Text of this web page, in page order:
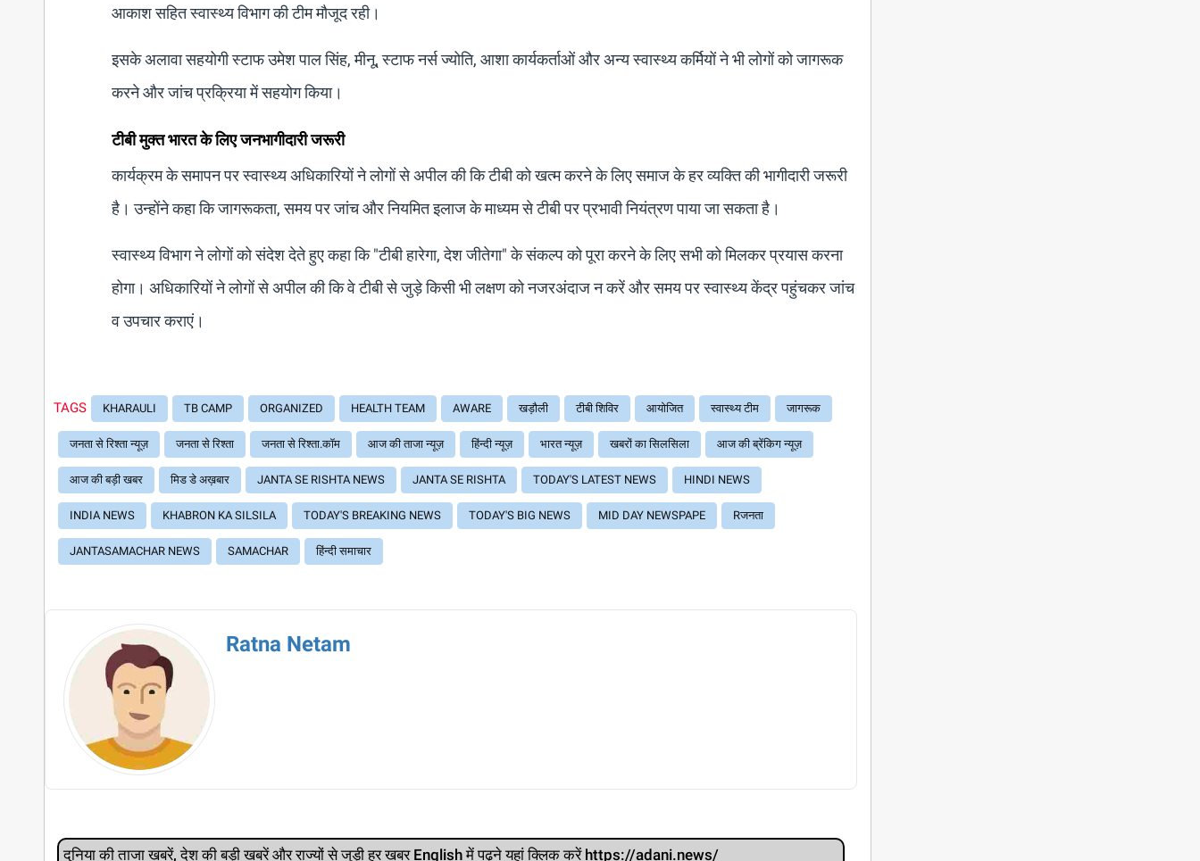
आकाश सहित स्वास्थ्य विभाग की टीम मौजूद रही।
इसके अलावा सहयोगी स्टाफ उमेश पाल सिंह, मीनू, स्टाफ नर्स ज्योति, आशा कार्यकर्ताओं और अन्य स्वास्थ्य कर्मियों ने भी लोगों को जागरूक
करने और जांच प्रक्रिया में सहयोग किया।
टीबी मुक्त भारत के लिए जनभागीदारी जरूरी
कार्यक्रम के समापन पर स्वास्थ्य अधिकारियों ने लोगों से अपील की कि टीबी को खत्म करने के लिए समाज के हर व्यक्ति की भागीदारी जरूरी
है। उन्होंने कहा कि जागरूकता, समय पर जांच और नियमित इलाज के माध्यम से टीबी पर प्रभावी नियंत्रण पाया जा सकता है।
स्वास्थ्य विभाग ने लोगों को संदेश देते हुए कहा कि "टीबी हारेगा, देश जीतेगा" के संकल्प को पूरा करने के लिए सभी को मिलकर प्रयास करना
होगा। अधिकारियों ने लोगों से अपील की कि वे टीबी से जुड़े किसी भी लक्षण को नजरअंदाज न करें और समय पर स्वास्थ्य केंद्र पहुंचकर जांच
व उपचार कराएं।
TAGS KHARAULI TB CAMP ORGANIZED HEALTH TEAM AWARE खड़ौली टीबी शिविर आयोजित स्वास्थ्य टीम जागरूक
जनता से रिश्ता न्यूज़ जनता से रिश्ता जनता से रिश्ता.कॉम आज की ताजा न्यूज़ हिंन्दी न्यूज़ भारत न्यूज़ खबरों का सिलसिला आज की ब्रेंकिग न्यूज़
आज की बड़ी खबर मिड डे अख़बार JANTA SE RISHTA NEWS JANTA SE RISHTA TODAY'S LATEST NEWS HINDI NEWS
INDIA NEWS KHABRON KA SILSILA TODAY'S BREAKING NEWS TODAY'S BIG NEWS MID DAY NEWSPAPE Rजनता
JANTASAMACHAR NEWS SAMACHAR हिंन्दी समाचार
Ratna Netam
दुनिया की ताजा खबरें, देश की बड़ी खबरें और राज्‍यों से जुड़ी हर खबर English में पढ़ने यहां क्लिक करें https://adani.news/